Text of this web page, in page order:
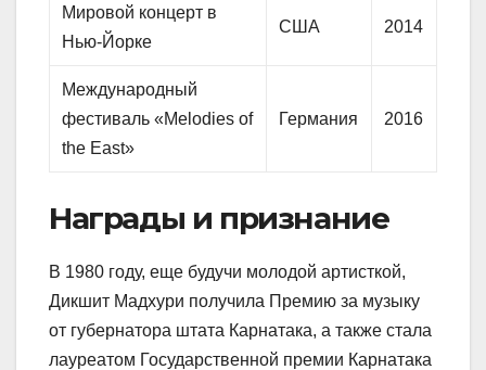
Мировой концерт в
Нью-Йорке
США 2014
Международный
фестиваль «Melodies of
the East»
Германия 2016
Награды и признание
В 1980 году, еще будучи молодой артисткой,
Дикшит Мадхури получила Премию за музыку
от губернатора штата Карнатака, а также стала
лауреатом Государственной премии Карнатака